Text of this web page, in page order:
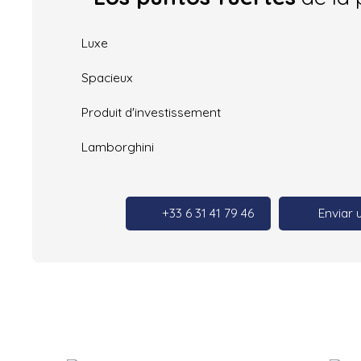
Luxe
Spacieux
Produit d'investissement
Lamborghini
+33 6 31 41 79 46 Enviar